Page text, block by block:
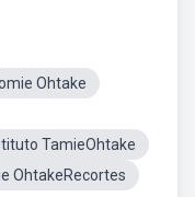
Ohtake
TamieOhtake
OhtakeRecortes